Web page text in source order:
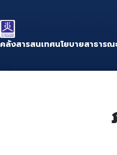
to
content
to
main
navigation
to
footer
คลังสารสนเทศนโยบายสาธารณ